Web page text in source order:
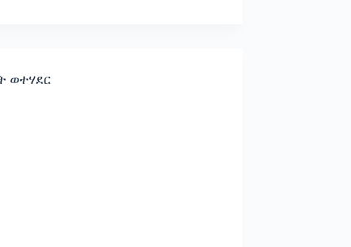
ወተሃደር